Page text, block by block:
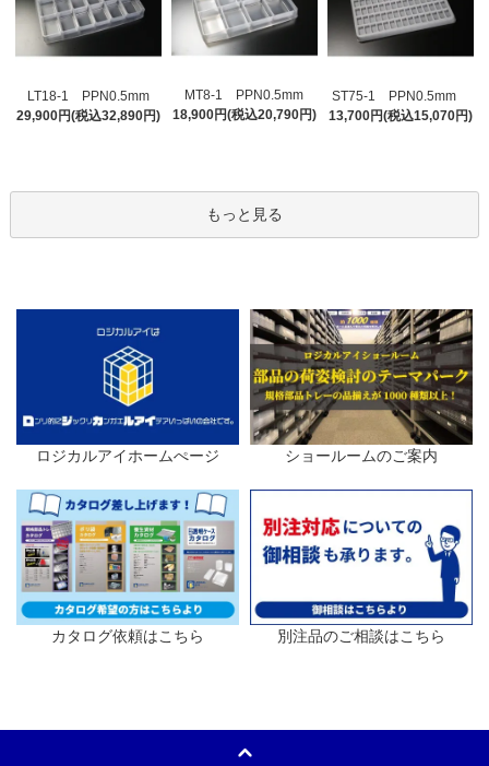
LT18-1 PPN0.5mm
29,900円(税込32,890円)
MT8-1 PPN0.5mm
18,900円(税込20,790円)
ST75-1 PPN0.5mm
13,700円(税込15,070円)
もっと見る
ロジカルアイホームぺージ ショールームのご案内
カタログ依頼はこちら 別注品のご相談はこちら